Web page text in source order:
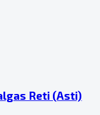
Reti (Asti)